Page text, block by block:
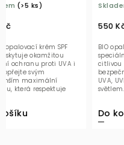
UVA i
(>5 ks)
BIO opalovací krém s
speciálně vyvinutý pro
citlivou pleť, poskytuje
bezpečnou ochranu
UVA, UVB a modrým
světlem. Výtažky z rajčat,